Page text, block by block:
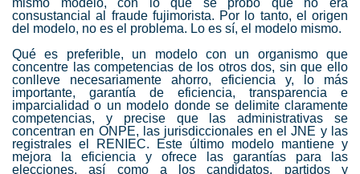
mismo modelo, con lo que se probó que no era
consustancial al fraude fujimorista. Por lo tanto, el origen
del modelo, no es el problema. Lo es sí, el modelo mismo.
Qué es preferible, un modelo con un organismo que
concentre las competencias de los otros dos, sin que ello
conlleve necesariamente ahorro, eficiencia y, lo más
importante, garantía de eficiencia, transparencia e
imparcialidad o un modelo donde se delimite claramente
competencias, y precise que las administrativas se
concentran en ONPE, las jurisdiccionales en el JNE y las
registrales el RENIEC. Este último modelo mantiene y
mejora la eficiencia y ofrece las garantías para las
elecciones, así como a los candidatos, partidos y